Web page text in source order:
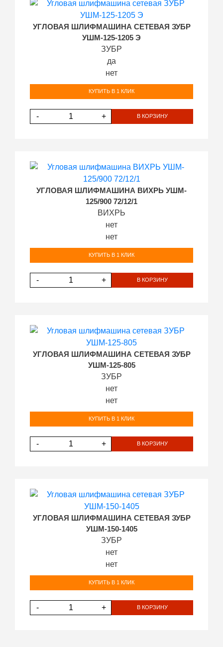
УГЛОВАЯ ШЛИФМАШИНА СЕТЕВАЯ ЗУБР
УШМ-125-1205 Э
ЗУБР
да
нет
КУПИТЬ В 1 КЛИК
- + В КОРЗИНУ
УГЛОВАЯ ШЛИФМАШИНА ВИХРЬ УШМ-
125/900 72/12/1
ВИХРЬ
нет
нет
КУПИТЬ В 1 КЛИК
- + В КОРЗИНУ
УГЛОВАЯ ШЛИФМАШИНА СЕТЕВАЯ ЗУБР
УШМ-125-805
ЗУБР
нет
нет
КУПИТЬ В 1 КЛИК
- + В КОРЗИНУ
УГЛОВАЯ ШЛИФМАШИНА СЕТЕВАЯ ЗУБР
УШМ-150-1405
ЗУБР
нет
нет
КУПИТЬ В 1 КЛИК
- + В КОРЗИНУ